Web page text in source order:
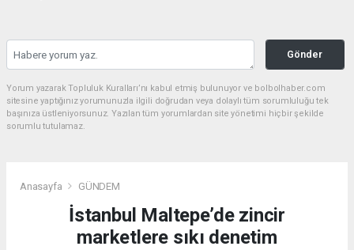
Gönder
Yorum yazarak Topluluk Kuralları’nı kabul etmiş bulunuyor ve bolbolhaber.com
sitesine yaptığınız yorumunuzla ilgili doğrudan veya dolaylı tüm sorumluluğu tek
başınıza üstleniyorsunuz. Yazılan tüm yorumlardan site yönetimi hiçbir şekilde
sorumlu tutulamaz.
Anasayfa GÜNDEM
İstanbul Maltepe’de zincir
marketlere sıkı denetim